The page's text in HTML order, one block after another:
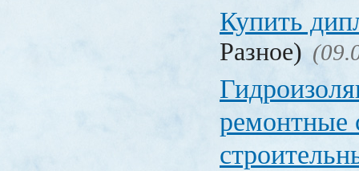
Купить
Разное)
ремонтные